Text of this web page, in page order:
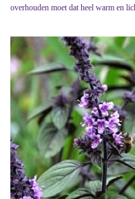
overhouden moet dat heel warm en